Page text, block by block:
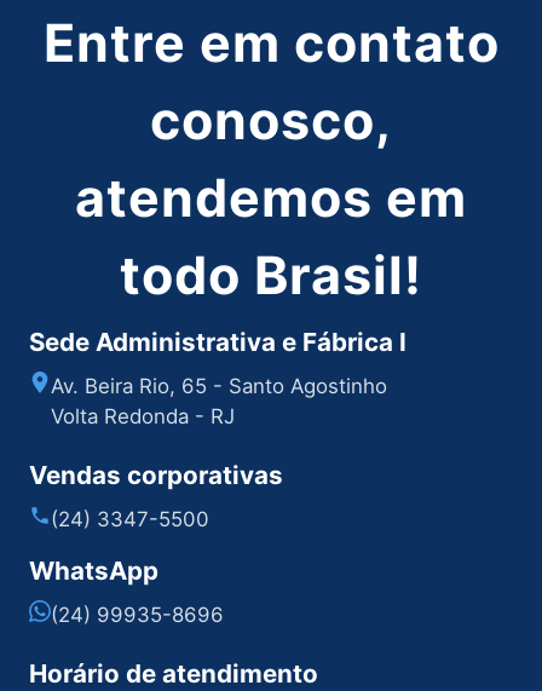
Entre em contato
conosco,
atendemos em
todo Brasil!
Sede Administrativa e Fábrica I
Av. Beira Rio, 65 - Santo Agostinho
Volta Redonda - RJ
Vendas corporativas
(24) 3347-5500
WhatsApp
(24) 99935-8696
Horário de atendimento